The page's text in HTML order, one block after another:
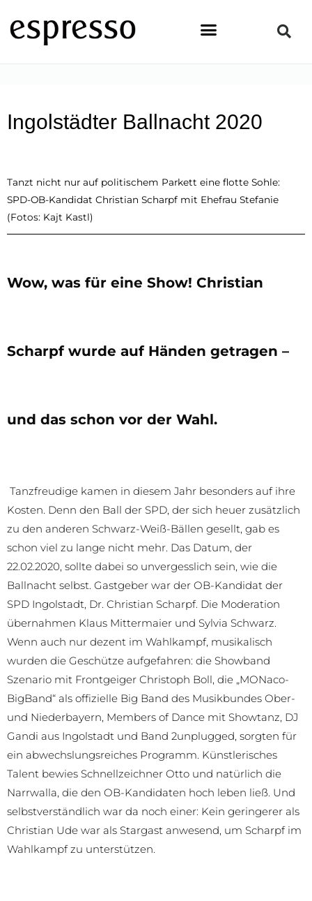
Inhalt
springen
Ingolstädter Ballnacht 2020
Tanzt nicht nur auf politischem Parkett eine flotte Sohle:
SPD-OB-Kandidat Christian Scharpf mit Ehefrau Stefanie
(Fotos: Kajt Kastl)
Wow, was für eine Show! Christian
Scharpf wurde auf Händen getragen –
und das schon vor der Wahl.
Tanzfreudige kamen in diesem Jahr besonders auf ihre
Kosten. Denn den Ball der SPD, der sich heuer zusätzlich
zu den anderen Schwarz-Weiß-Bällen gesellt, gab es
schon viel zu lange nicht mehr. Das Datum, der
22.02.2020, sollte dabei so unvergesslich sein, wie die
Ballnacht selbst. Gastgeber war der OB-Kandidat der
SPD Ingolstadt, Dr. Christian Scharpf. Die Moderation
übernahmen Klaus Mittermaier und Sylvia Schwarz.
Wenn auch nur dezent im Wahlkampf, musikalisch
wurden die Geschütze aufgefahren: die Showband
Szenario mit Frontgeiger Christoph Boll, die „MONaco-
BigBand“ als offizielle Big Band des Musikbundes Ober-
und Niederbayern, Members of Dance mit Showtanz, DJ
Gandi aus Ingolstadt und Band 2unplugged, sorgten für
ein abwechslungsreiches Programm. Künstlerisches
Talent bewies Schnellzeichner Otto und natürlich die
Narrwalla, die den OB-Kandidaten hoch leben ließ. Und
selbstverständlich war da noch einer: Kein geringerer als
Christian Ude war als Stargast anwesend, um Scharpf im
Wahlkampf zu unterstützen.